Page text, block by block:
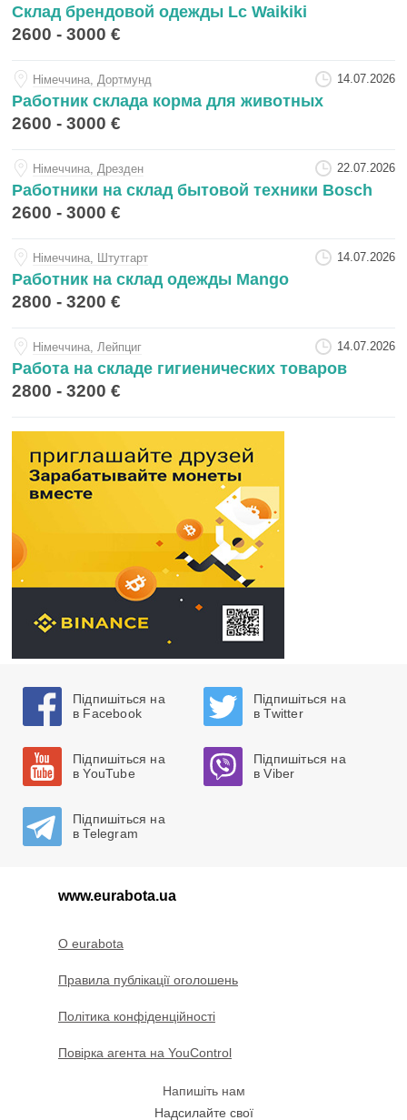
Склад брендовой одежды Lc Waikiki
2600 - 3000 €
Нiмеччина, Дортмунд 14.07.2026
Работник склада корма для животных
2600 - 3000 €
Нiмеччина, Дрезден 22.07.2026
Работники на склад бытовой техники Bosch
2600 - 3000 €
Нiмеччина, Штутгарт 14.07.2026
Работник на склад одежды Mango
2800 - 3200 €
Нiмеччина, Лейпциг 14.07.2026
Работа на складе гигиенических товаров
2800 - 3200 €
Підпишіться на
в Facebook
Підпишіться на
в Twitter
Підпишіться на
в YouTube
Підпишіться на
в Viber
Підпишіться на
в Telegram
www.eurabota.ua
O eurabota
Правила публікації оголошень
Політика конфіденційності
Повірка агента на YouControl
Напишіть нам
Надсилайте свої